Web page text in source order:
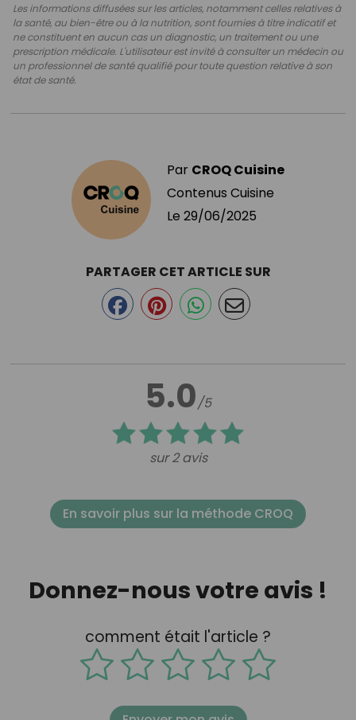
Les informations diffusées sur les articles, notamment celles relatives à
la santé, au bien-être ou à la nutrition, sont fournies à titre indicatif et
ne constituent en aucun cas un diagnostic, un traitement ou une
prescription médicale. L'utilisateur est invité à consulter un médecin ou
un professionnel de santé qualifié pour toute question relative à son
état de santé.
Par CROQ Cuisine
Contenus Cuisine
Le 29/06/2025
5.0/5
sur 2 avis
PARTAGER CET ARTICLE SUR
En savoir plus sur la méthode CROQ
Donnez-nous votre avis !
comment était l'article ?